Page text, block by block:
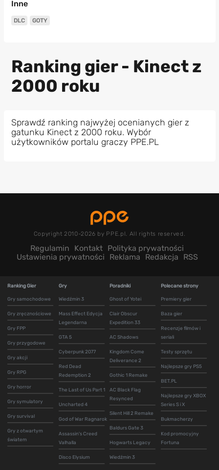
Inne
DLC GOTY
Ranking gier - Kinect z
2000 roku
Sprawdź ranking najwyżej ocenianych gier z
gatunku Kinect z 2000 roku. Wybór
użytkowników portalu graczy PPE.PL
Copyright 2010-2026 by PPE.pl. All rights reserved.
Regulamin Kontakt Polityka prywatności
Ustawienia prywatności
Reklama Redakcja RSS
Ranking Gier
Gry samochodowe
Gry zręcznościowe
Gry FPP
Gry przygodowe
Gry akcji
Gry RPG
Gry horror
Gry symulatory
Gry survival
Gry z otwartym
światem
Gry
Wiedźmin 3
Mass Effect Edycja
Legendarna
GTA 5
Cyberpunk 2077
Red Dead
Redemption 2
The Last of Us Part 1
Uncharted 4
God of War Ragnarok
Assassin's Creed
Valhalla
Disco Elysium
Poradniki
Ghost of Yotei
Clair Obscur
Expedition 33
AC Shadows
Kingdom Come
Deliverance 2
Gothic 1 Remake
AC Black Flag
Resynced
Silent Hill 2 Remake
Baldurs Gate 3
Hogwarts Legacy
Wiedźmin 3
Polecane strony
Premiery gier
Baza gier
Recenzje filmów i
seriali
Testy sprzętu
Najlepsze gry PS5
BET.PL
Najlepsze gry XBOX
Series S i X
Bukmacherzy
Kod promocyjny
Fortuna